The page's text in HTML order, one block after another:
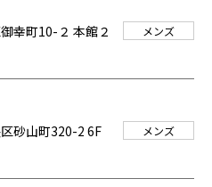
幸町10-２ 本館２
メンズ
砂山町320-2 6F
メンズ